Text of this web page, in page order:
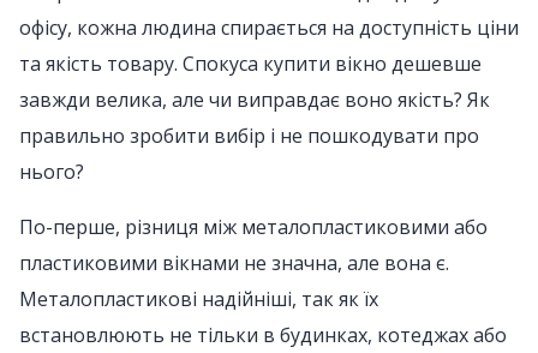
офісу, кожна людина спирається на доступність ціни
та якість товару. Спокуса купити вікно дешевше
завжди велика, але чи виправдає воно якість? Як
правильно зробити вибір і не пошкодувати про
нього?
По-перше, різниця між металопластиковими або
пластиковими вікнами не значна, але вона є.
Металопластикові надійніші, так як їх
встановлюють не тільки в будинках, котеджах або